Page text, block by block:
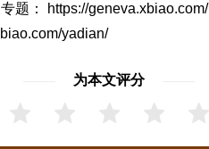
题： https://geneva.xbiao.com/
yadian/
为本文评分